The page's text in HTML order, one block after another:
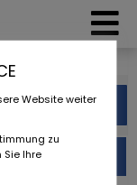
Website weiter
zu
Ihre